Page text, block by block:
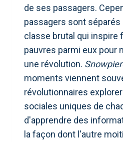
de ses passagers.
passagers sont
classe brutal qui inspire
pauvres parmi eux pour
une révolution.
moments viennent
révolutionnaires
sociales uniques de
d'apprendre des
la façon dont l'autre